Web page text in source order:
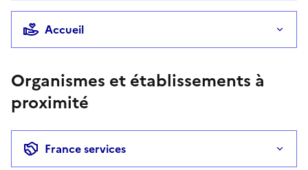
Accueil
Organismes et établissements à
proximité
France services